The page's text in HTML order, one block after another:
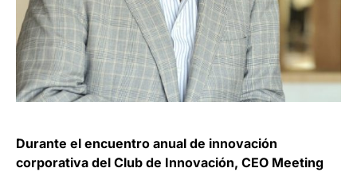
Durante el encuentro anual de innovación
corporativa del Club de Innovación, CEO Meeting